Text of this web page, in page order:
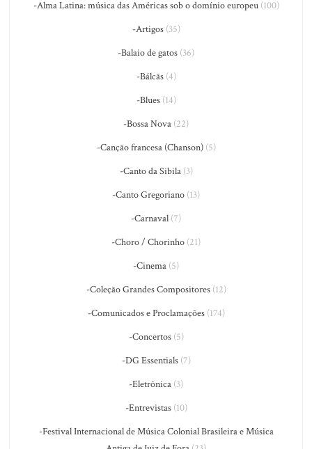
-Alma Latina: música das Américas sob o domínio europeu(100)
-Artigos(35)
-Balaio de gatos (36)
-Bálcãs(4)
-Blues(14)
-Bossa Nova (22)
-Canção francesa (Chanson)(5)
-Canto da Sibila(3)
-Canto Gregoriano (13)
-Carnaval (7)
-Choro / Chorinho (21)
-Cinema (5)
-Coleção Grandes Compositores(12)
-Comunicados e Proclamações(174)
-Concertos(5)
-DG Essentials(7)
-Eletrônica (3)
-Entrevistas(10)
-Festival Internacional de Música Colonial Brasileira e Música